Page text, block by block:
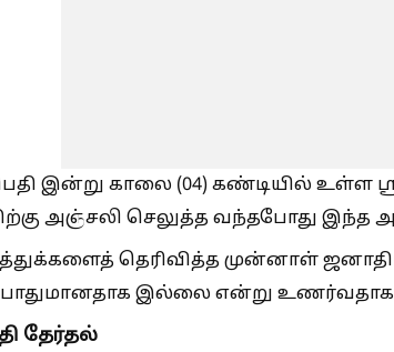
இன்று காலை (04) கண்டியில் உள்ள
அஞ்சலி செலுத்த வந்தபோது இந்த
தெரிவித்த முன்னாள்
இல்லை என்று
தேர்தல்